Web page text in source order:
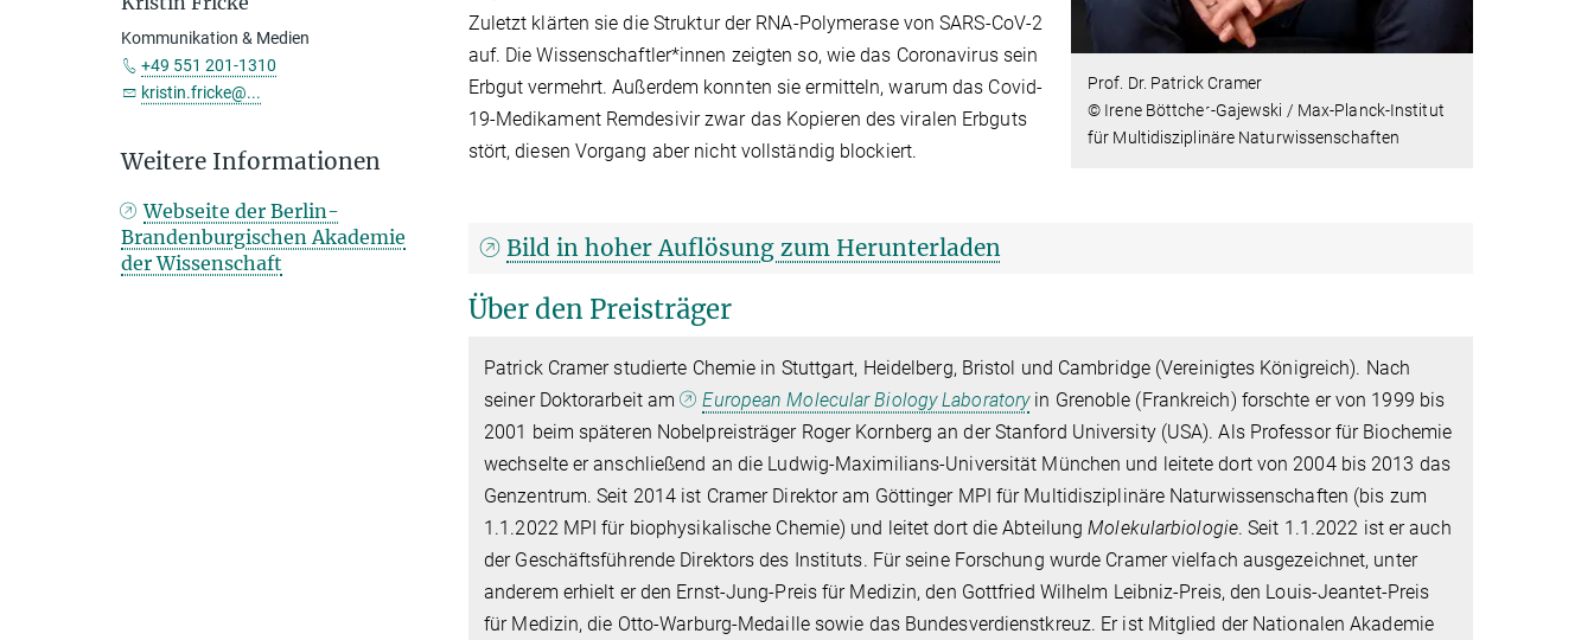
Prof. Dr. Patrick Cramer
© Irene Böttcher-Gajewski / Max-Planck-Institut
für Multidisziplinäre Naturwissenschaften
Zuletzt klärten sie die Struktur der RNA-Polymerase von SARS-CoV-2
auf. Die Wissenschaftler*innen zeigten so, wie das Coronavirus sein
Erbgut vermehrt. Außerdem konnten sie ermitteln, warum das Covid-
19-Medikament Remdesivir zwar das Kopieren des viralen Erbguts
stört, diesen Vorgang aber nicht vollständig blockiert.
Bild in hoher Auflösung zum Herunterladen
Über den Preisträger
Patrick Cramer studierte Chemie in Stuttgart, Heidelberg, Bristol und Cambridge (Vereinigtes Königreich). Nach
seiner Doktorarbeit am
European Molecular Biology Laboratoryin Grenoble (Frankreich) forschte er von 1999 bis
2001 beim späteren Nobelpreisträger Roger Kornberg an der Stanford University (USA). Als Professor für Biochemie
wechselte er anschließend an die Ludwig-Maximilians-Universität München und leitete dort von 2004 bis 2013 das
Genzentrum. Seit 2014 ist Cramer Direktor am Göttinger MPI für Multidisziplinäre Naturwissenschaften (bis zum
1.1.2022 MPI für biophysikalische Chemie) und leitet dort die AbteilungMolekularbiologie. Seit 1.1.2022 ist er auch
der Geschäftsführende Direktors des Instituts. Für seine Forschung wurde Cramer vielfach ausgezeichnet, unter
anderem erhielt er den Ernst-Jung-Preis für Medizin, den Gottfried Wilhelm Leibniz-Preis, den Louis-Jeantet-Preis
für Medizin, die Otto-Warburg-Medaille sowie das Bundesverdienstkreuz. Er ist Mitglied der Nationalen Akademie
Kommunikation & Medien
+49 551 201-1310
kristin.fricke@...
Weitere Informationen
Webseite der Berlin-
Brandenburgischen Akademie
der Wissenschaft